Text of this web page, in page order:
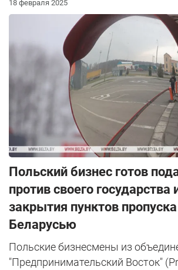
18 февраля 2025
Польский бизнес готов
против своего государства
закрытия пунктов
Беларусью
Польские бизнесмены из
"Предпринимательский Восток"